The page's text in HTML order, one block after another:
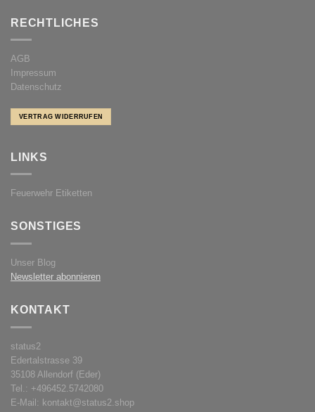
RECHTLICHES
AGB
Impressum
Datenschutz
VERTRAG WIDERRUFEN
LINKS
Feuerwehr Etiketten
SONSTIGES
Unser Blog
Newsletter abonnieren
KONTAKT
status2
Edertalstrasse 39
35108 Allendorf (Eder)
Tel.: +496452.5742080
E-Mail: kontakt@status2.shop